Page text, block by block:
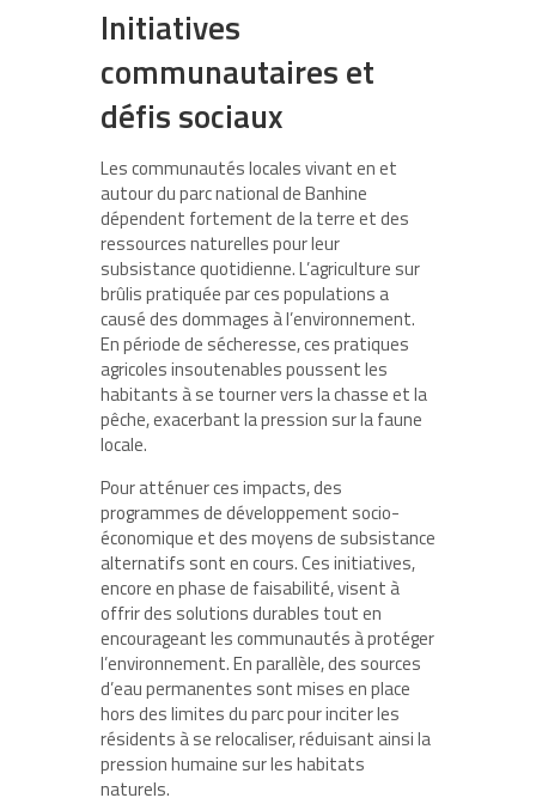
Initiatives
communautaires et
défis sociaux
Les communautés locales vivant en et
autour du parc national de Banhine
dépendent fortement de la terre et des
ressources naturelles pour leur
subsistance quotidienne. L’agriculture sur
brûlis pratiquée par ces populations a
causé des dommages à l’environnement.
En période de sécheresse, ces pratiques
agricoles insoutenables poussent les
habitants à se tourner vers la chasse et la
pêche, exacerbant la pression sur la faune
locale.
Pour atténuer ces impacts, des
programmes de développement socio-
économique et des moyens de subsistance
alternatifs sont en cours. Ces initiatives,
encore en phase de faisabilité, visent à
offrir des solutions durables tout en
encourageant les communautés à protéger
l’environnement. En parallèle, des sources
d’eau permanentes sont mises en place
hors des limites du parc pour inciter les
résidents à se relocaliser, réduisant ainsi la
pression humaine sur les habitats
naturels.